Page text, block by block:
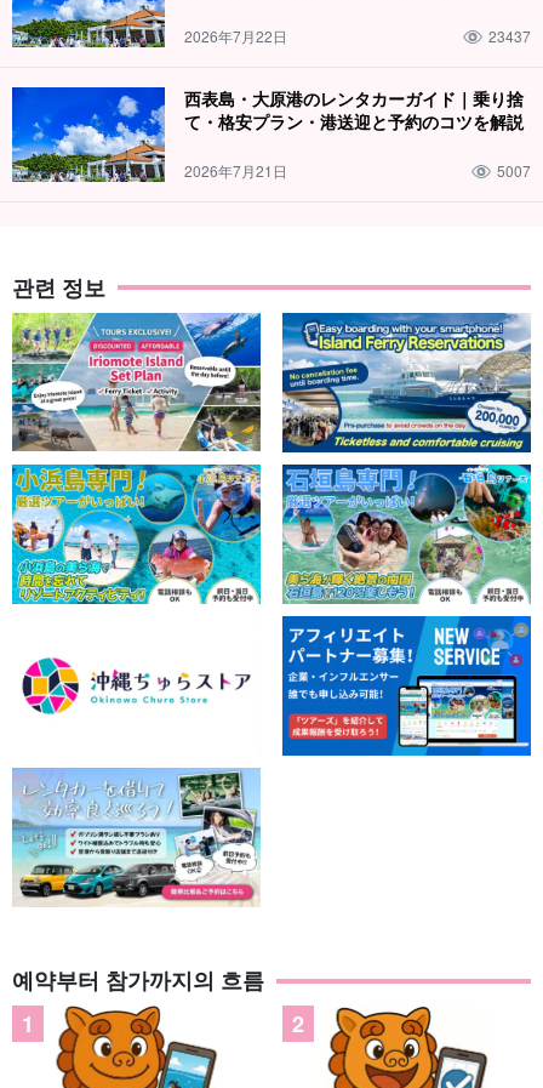
2026年7月22日 23437
西表島・大原港のレンタカーガイド｜乗り捨
て・格安プラン・港送迎と予約のコツを解説
2026年7月21日 5007
관련 정보
예약부터 참가까지의 흐름